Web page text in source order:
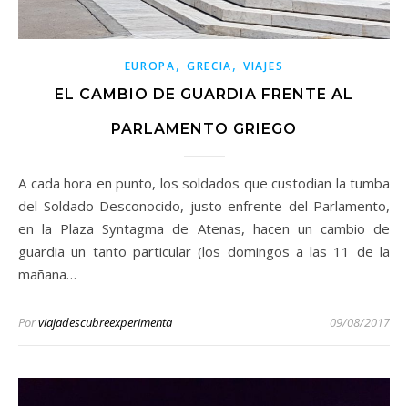
EUROPA, GRECIA,VIAJES
EL CAMBIO DE GUARDIA FRENTE AL
PARLAMENTO GRIEGO
A cada hora en punto, los soldados que custodian la tumba
del Soldado Desconocido, justo enfrente del Parlamento,
en la Plaza Syntagma de Atenas, hacen un cambio de
guardia un tanto particular (los domingos a las 11 de la
mañana…
Porviajadescubreexperimenta 09/08/2017